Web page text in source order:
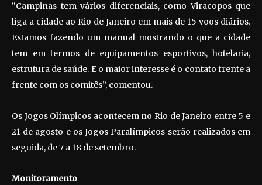
“Campinas tem vários diferenciais, como Viracopos que
liga a cidade ao Rio de Janeiro em mais de 15 voos diários.
Estamos fazendo um manual mostrando o que a cidade
tem em termos de equipamentos esportivos, hotelaria,
estrutura de saúde. E o maior interesse é o contato frente a
frente com os comitês”, comentou.
Os Jogos Olímpicos acontecem no Rio de Janeiro entre 5 e
21 de agosto e os Jogos Paralímpicos serão realizados em
seguida, de 7 a 18 de setembro.
Monitoramento